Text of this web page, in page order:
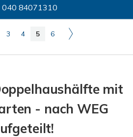
040 84071310
3 4 5 6
mit
- nach WEG